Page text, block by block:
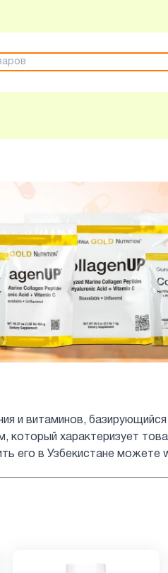
и витаминов,
который характеризует
его в Узбекистане можете